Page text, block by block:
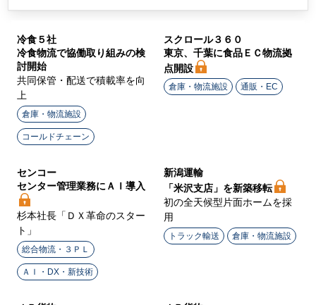
冷食５社
冷食物流で協働取り組みの検
討開始
共同保管・配送で積載率を向
上
倉庫・物流施設
コールドチェーン
スクロール３６０
東京、千葉に食品ＥＣ物流拠
点開設
倉庫・物流施設 通販・EC
センコー
センター管理業務にＡＩ導入
杉本社長「ＤＸ革命のスター
ト」
総合物流・３ＰＬ
ＡＩ・DX・新技術
新潟運輸
「米沢支店」を新築移転
初の全天候型片面ホームを採
用
トラック輸送 倉庫・物流施設